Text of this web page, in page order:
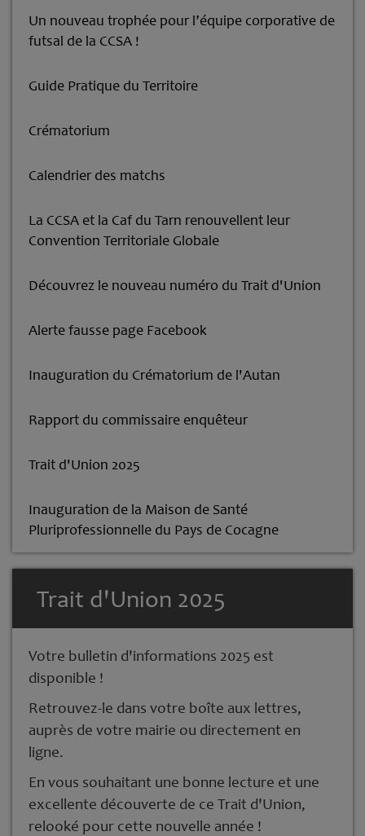
Un nouveau trophée pour l’équipe corporative de
futsal de la CCSA !
Guide Pratique du Territoire
Crématorium
Calendrier des matchs
La CCSA et la Caf du Tarn renouvellent leur
Convention Territoriale Globale
Découvrez le nouveau numéro du Trait d'Union
Alerte fausse page Facebook
Inauguration du Crématorium de l'Autan
Rapport du commissaire enquêteur
Trait d'Union 2025
Inauguration de la Maison de Santé
Pluriprofessionnelle du Pays de Cocagne
Trait d'Union 2025
Votre bulletin d'informations 2025 est
disponible !
Retrouvez-le dans votre boîte aux lettres,
auprès de votre mairie ou directement en
ligne.
En vous souhaitant une bonne lecture et une
excellente découverte de ce Trait d'Union,
relooké pour cette nouvelle année !